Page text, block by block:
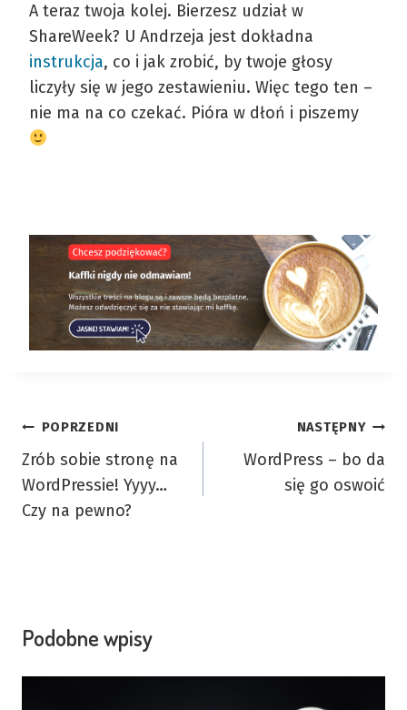
A teraz twoja kolej. Bierzesz udział w
ShareWeek? U Andrzeja jest dokładna
instrukcja, co i jak zrobić, by twoje głosy
liczyły się w jego zestawieniu. Więc tego ten –
nie ma na co czekać. Pióra w dłoń i piszemy
Nawigacja
wpisu
POPRZEDNI
Zrób sobie stronę na
WordPressie! Yyyy…
Czy na pewno?
NASTĘPNY
WordPress – bo da
się go oswoić
Podobne wpisy